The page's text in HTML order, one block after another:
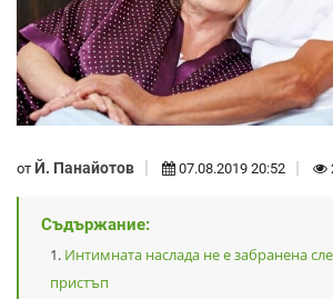
от Й. Панайотов 07.08.2019 20:52
Съдържание:
Интимната наслада не е забранена
пристъп